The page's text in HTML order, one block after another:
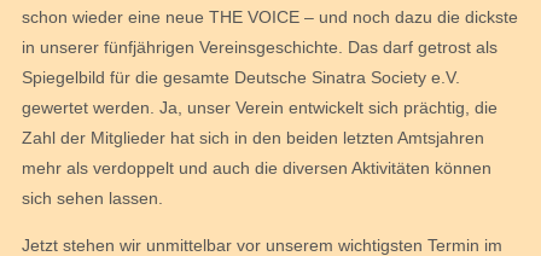
schon wieder eine neue THE VOICE – und noch dazu die dickste
in unserer fünfjährigen Vereinsgeschichte. Das darf getrost als
Spiegelbild für die gesamte Deutsche Sinatra Society e.V.
gewertet werden. Ja, unser Verein entwickelt sich prächtig, die
Zahl der Mitglieder hat sich in den beiden letzten Amtsjahren
mehr als verdoppelt und auch die diversen Aktivitäten können
sich sehen lassen.
Jetzt stehen wir unmittelbar vor unserem wichtigsten Termin im